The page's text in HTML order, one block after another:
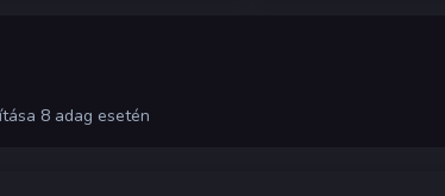
8 adag esetén